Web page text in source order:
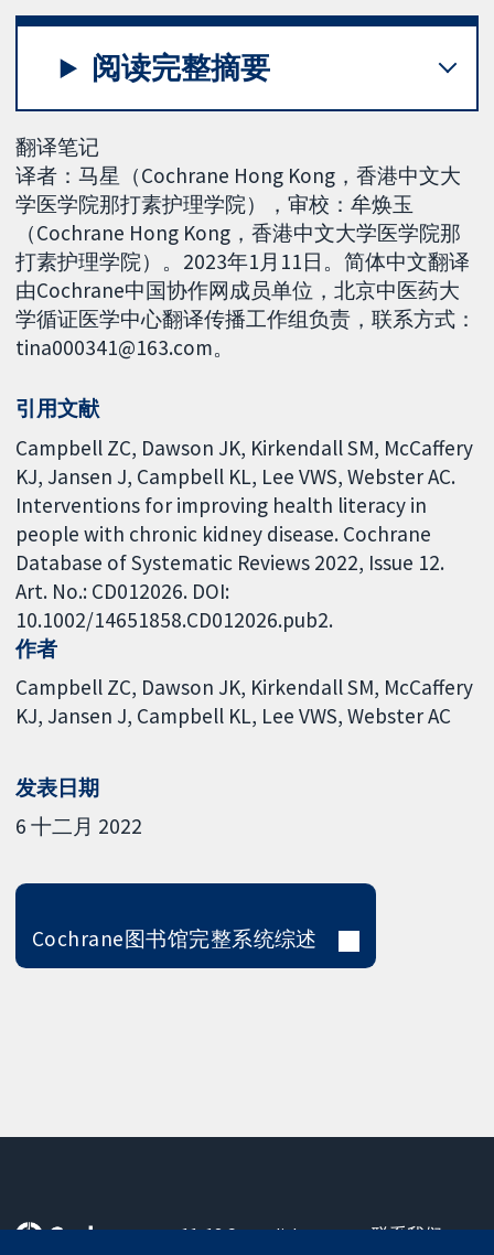
阅读完整摘要
翻译笔记
译者：马星（Cochrane Hong Kong，香港中文大
学医学院那打素护理学院），审校：牟焕玉
（Cochrane Hong Kong，香港中文大学医学院那
打素护理学院）。2023年1月11日。简体中文翻译
由Cochrane中国协作网成员单位，北京中医药大
学循证医学中心翻译传播工作组负责，联系方式：
tina000341@163.com。
引用文献
Campbell ZC, Dawson JK, Kirkendall SM, McCaffery
KJ, Jansen J, Campbell KL, Lee VWS, Webster AC.
Interventions for improving health literacy in
people with chronic kidney disease. Cochrane
Database of Systematic Reviews 2022, Issue 12.
Art. No.: CD012026. DOI:
10.1002/14651858.CD012026.pub2.
作者
Campbell ZC Dawson JK Kirkendall SM McCaffery
KJ Jansen J Campbell KL Lee VWS Webster AC
发表日期
6 十二月 2022
Cochrane图书馆完整系统综述
11-13 Cavendish
联系我们